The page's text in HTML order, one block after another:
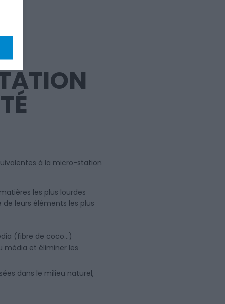
à la micro-station
les plus lourdes
leurs éléments les plus
(fibre de coco…)
média et éliminer les
dans le milieu naturel,